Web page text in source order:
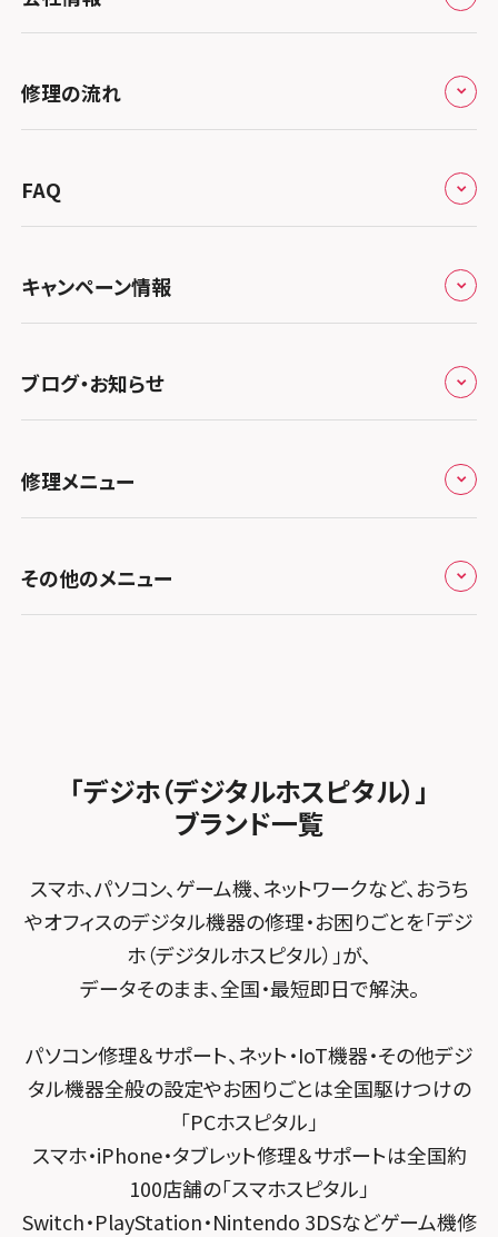
北海道・東北
スマホスピタル大丸札幌
関東
スマホスピタル宇都宮
スマホスピタル 高崎
スマホスピタル鴻巣
スマホスピタル テルル三芳
スマホスピタル 熊谷
スマホスピタル ゲオデジタルベース川口元郷
スマホスピタル埼玉大宮
スマホスピタル テルル蒲生
スマホスピタル テルル新越谷
スマホスピタル テルル草加花栗
スマホスピタル テルル東川口
スマホスピタル テルル松戸五香
スマホスピタル テルル宮野木
スマホスピタル千葉
スマホスピタル 大森
スマホスピタル練馬
スマホスピタル 神田
スマホスピタル三軒茶屋
北陸・甲信越
スマホスピタルアル・プラザ小松
スマホスピタル 北陸総合修理センター
スマホスピタル 長野
東海
スマホスピタル岐阜
スマホスピタル 浜松
スマホスピタル静岡パルコ
スマホスピタル 藤枝
スマホスピタル名古屋駅前
スマホスピタル名古屋金山
スマホスピタル 大府
スマホスピタル 西枇杷島
スマホスピタル 尾張旭
スマホスピタル平和が丘
スマホスピタル春日井勝川
関西
スマホスピタル 大阪梅田
スマホスピタル by デジホ 梅田地下（うめちか）
スマホスピタル京橋
スマホスピタル難波
スマホスピタルイオンタウン茨木太田
スマホスピタル住道オペラパーク
スマホスピタル東大阪ロンモール布施
スマホスピタル堺
スマホスピタル 堺出張所
スマホスピタル京都河原町
スマホスピタル宇治槙島
スマホスピタル烏丸
スマホスピタル 京都宇治
スマホスピタル 福知山
中国・四国
スマホスピタル岡山駅前
スマホスピタル西条
スマホスピタル by デジホ マークイズ福岡もも
ち
スマホスピタル福岡天神
スマホスピタル熊本下通
スマホスピタル GODOモバイル大分府内町
会社概要
総務省登録業者
特定商取引法に関する表記
プライバシーポリシー
郵送修理依頼
修理の流れ
郵送修理の流れ
FAQ
キャンペーン情報
キャンペーン一覧
ブログ・お知らせ
お知らせ
修理メニュー
iPhone修理メニュー
MacBook修理メニュー
その他のメニュー
FCNTスマートフォン修理
「デジホ（デジタルホスピタル）」
ブランド一覧
スマホ、パソコン、ゲーム機、ネットワークなど、おうち
やオフィスのデジタル機器の修理・お困りごとを「デジ
ホ（デジタルホスピタル）」が、
データそのまま、全国・最短即日で解決。
パソコン修理＆サポート、ネット・IoT機器・その他デジ
タル機器全般の設定やお困りごとは全国駆けつけの
「PCホスピタル」
スマホ・iPhone・タブレット修理＆サポートは全国約
100店舗の「スマホスピタル」
Switch・PlayStation・Nintendo 3DSなどゲーム機修